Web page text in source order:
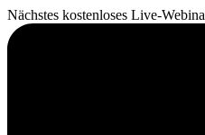
Nächstes kostenloses Live-